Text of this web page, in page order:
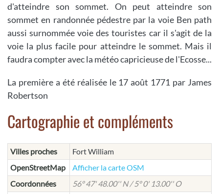
d'atteindre son sommet. On peut atteindre son
sommet en randonnée pédestre par la voie Ben path
aussi surnommée voie des touristes car il s'agit de la
voie la plus facile pour atteindre le sommet. Mais il
faudra compter avec la météo capricieuse de l'Ecosse...
La première a été réalisée le 17 août 1771 par James
Robertson
Cartographie et compléments
Villes proches
Fort William
OpenStreetMap
Afficher la carte OSM
Coordonnées
56° 47' 48.00'' N / 5° 0' 13.00'' O